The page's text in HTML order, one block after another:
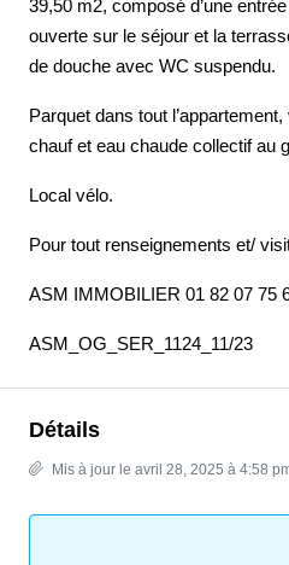
39,50 m2, composé d’une
ouverte sur le séjour et la
de douche avec WC suspendu.
Parquet dans tout
chauf et eau chaude collectif au
Local vélo.
Pour tout renseignements et/
ASM IMMOBILIER 01 82 07 75
ASM_OG_SER_1124_11/23
Détails
Mis à jour le avril 28, 2025 à 4:58